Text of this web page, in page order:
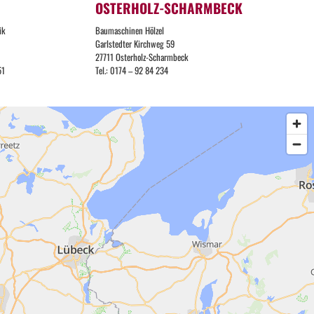
OSTERHOLZ-SCHARMBECK
Baumaschinen Hölzel
Garlstedter Kirchweg 59
27711 Osterholz-Scharmbeck
Tel.: 0174 – 92 84 234